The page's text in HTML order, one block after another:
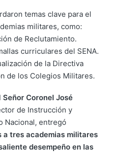
temas clave para el
militares, como:
de Reclutamiento.
curriculares del SENA.
de la Directiva
de los Colegios Militares.
Señor Coronel José
de Instrucción y
Nacional, entregó
tres academias militares
desempeño en las